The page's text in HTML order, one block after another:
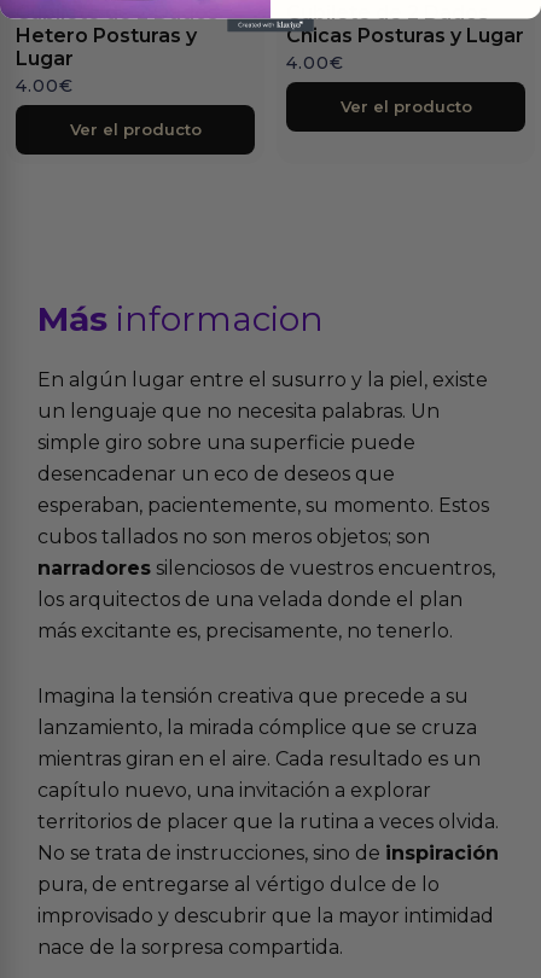
Cubilete de 2 Dados
Hetero Posturas y
Lugar
4.00€
Ver el producto
Cubilete de 2 Dados
Chicas Posturas y Lugar
4.00€
Ver el producto
Más informacion
En algún lugar entre el susurro y la piel, existe
un lenguaje que no necesita palabras. Un
simple giro sobre una superficie puede
desencadenar un eco de deseos que
esperaban, pacientemente, su momento. Estos
cubos tallados no son meros objetos; son
narradores silenciosos de vuestros encuentros,
los arquitectos de una velada donde el plan
más excitante es, precisamente, no tenerlo.
Imagina la tensión creativa que precede a su
lanzamiento, la mirada cómplice que se cruza
mientras giran en el aire. Cada resultado es un
capítulo nuevo, una invitación a explorar
territorios de placer que la rutina a veces olvida.
No se trata de instrucciones, sino de inspiración
pura, de entregarse al vértigo dulce de lo
improvisado y descubrir que la mayor intimidad
nace de la sorpresa compartida.